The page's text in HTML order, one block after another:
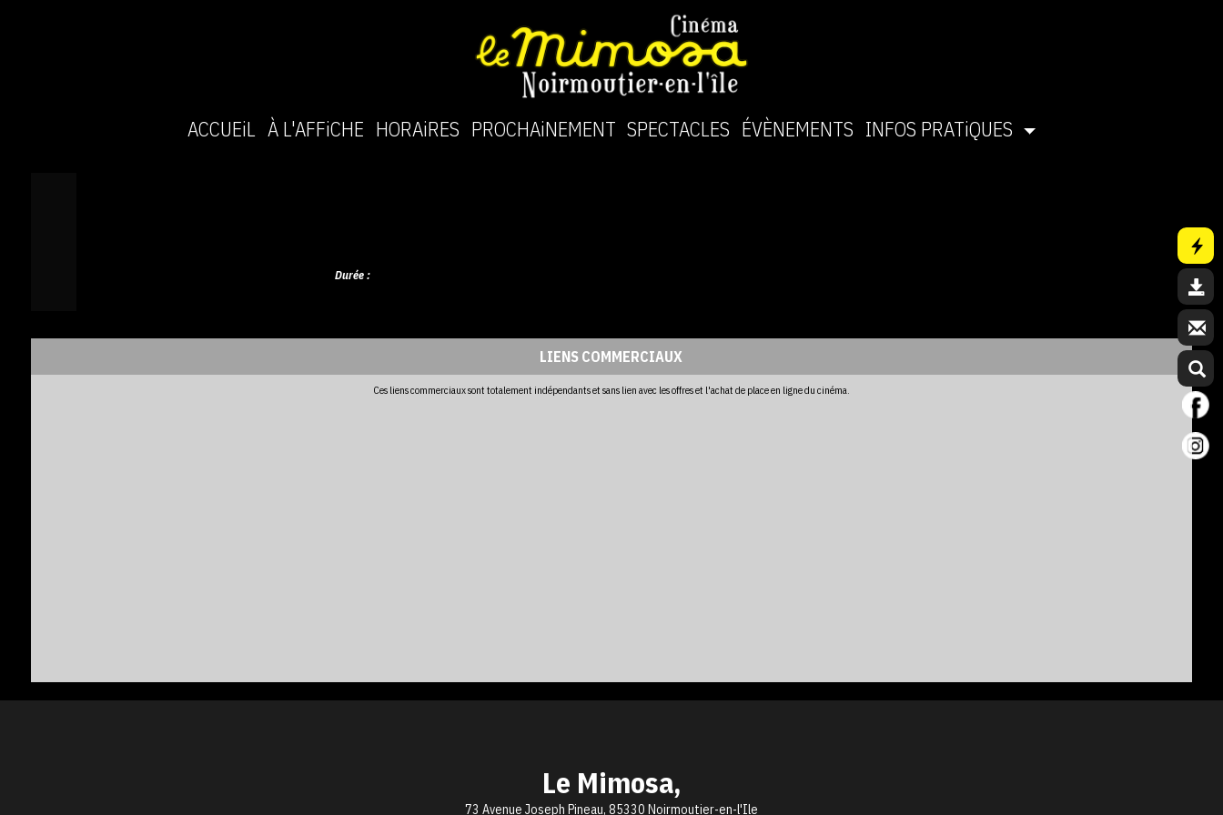
ACCUEiL À L'AFFiCHE HORAiRES PROCHAiNEMENT SPECTACLES ÉVÈNEMENTS INFOS PRATiQUES
Durée :
LIENS COMMERCIAUX
Ces liens commerciaux sont totalement indépendants et sans lien avec les offres et l'achat de place en ligne du cinéma.
Le Mimosa,
73 Avenue Joseph Pineau, 85330 Noirmoutier-en-l'Ile